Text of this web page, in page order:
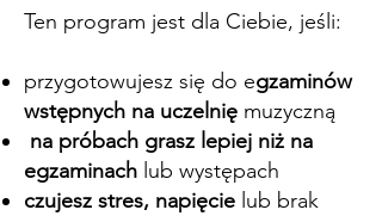
Ten program jest dla Ciebie, jeśli:
przygotowujesz się do egzaminów
wstępnych na uczelnię muzyczną
na próbach grasz lepiej niż na
egzaminach lub występach
czujesz stres, napięcie lub brak